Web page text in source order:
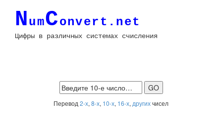
NumConvert.net
Цифры в различных системах счисления
Перевод 2-х, 8-х, 10-х, 16-х, другихчисел